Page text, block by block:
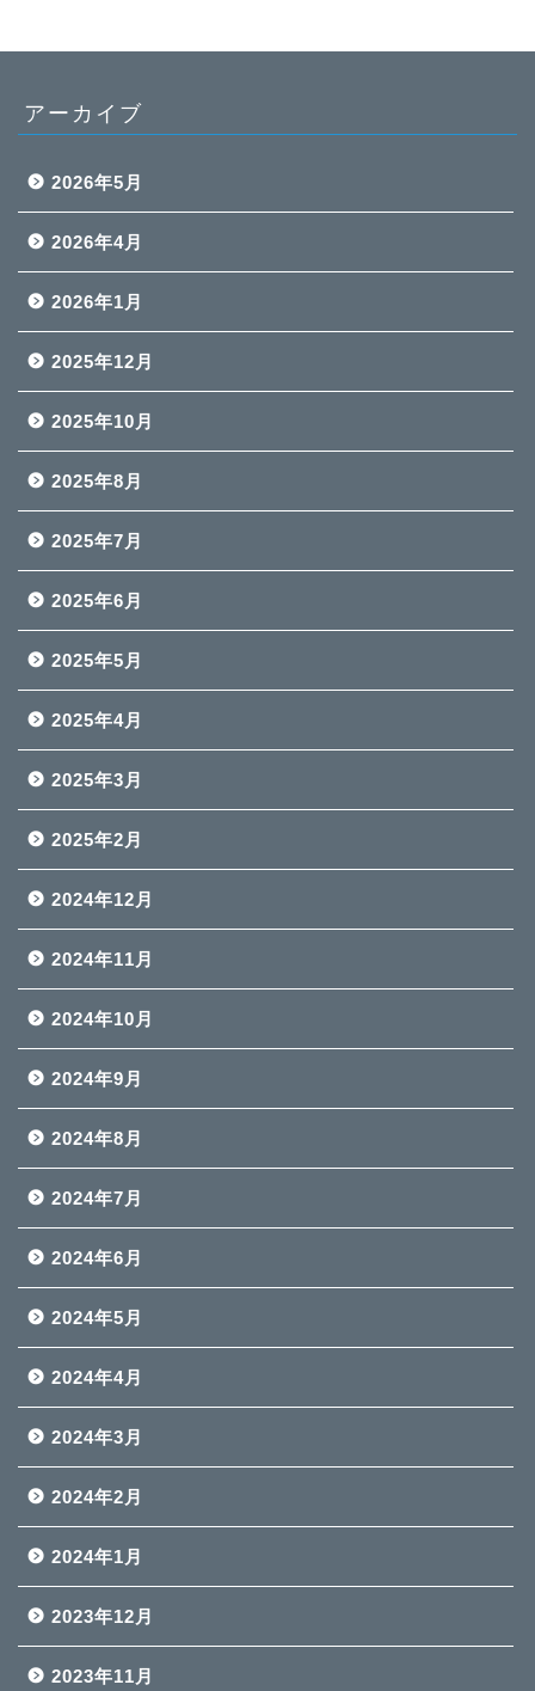
アーカイブ
2026年5月
2026年4月
2026年1月
2025年12月
2025年10月
2025年8月
2025年7月
2025年6月
2025年5月
2025年4月
2025年3月
2025年2月
2024年12月
2024年11月
2024年10月
2024年9月
2024年8月
2024年7月
2024年6月
2024年5月
2024年4月
2024年3月
2024年2月
2024年1月
2023年12月
2023年11月